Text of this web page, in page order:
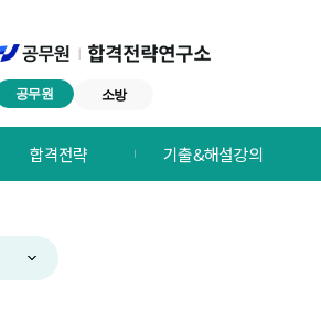
공무원 소방
합격전략 기출&해설강의